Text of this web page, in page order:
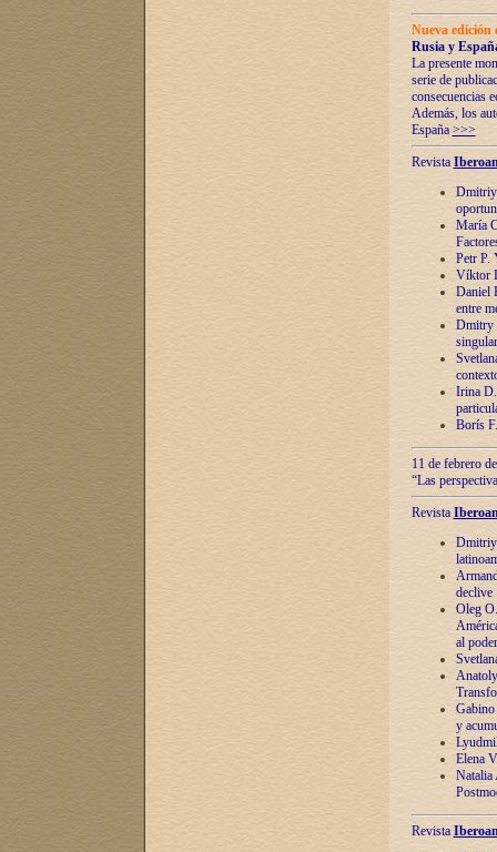
Nueva
Rusia y
La presente
serie de
consecuencias
Además, los
España >>>
Revista
Dmitriy
María
Petr P.
Víktor
Daniel
entre
Dmitry
Irina
Borís
11 de febrero
“Las
Revista
Dmitriy
declive
Oleg
al poder
y
Elena
Natalia
Revista